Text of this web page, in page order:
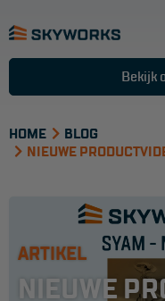
Opsteek ladder
Schuifladder
Telescopische ladder
Ladder accessoires
Ladder onderdelen
TRAPPEN
Bekijk
HOME
BLOG
NIEUWE
ARTIKEL
NIEUWE